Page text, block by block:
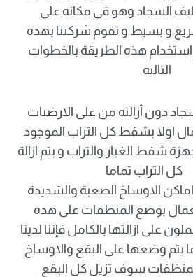
السجاد وهو في مكانه على
و بسيط و تقوم شركتنا بهذه
استخدام هذه الطريقة بالخطوات
التالية
دون أزالته من على الارضيات
اولا بشفط كل التراب الموجود
شفط الغبار والتراب و يتم ازالة
كل التراب تماما
اماكن الاوساخ الصعبة والشديدة
بوضع المنظفات على هذه
على ازالتها بالكامل فإننا لدينا
يتم وضعها على البقع والاوساخ
سوف تزيل كل البقع